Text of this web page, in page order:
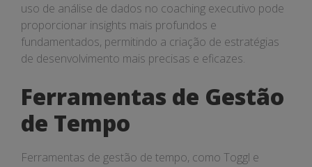
uso de análise de dados no coaching executivo pode
proporcionar insights mais profundos e
fundamentados, permitindo a criação de estratégias
de desenvolvimento mais precisas e eficazes.
Ferramentas de Gestão
de Tempo
Ferramentas de gestão de tempo, como Toggl e